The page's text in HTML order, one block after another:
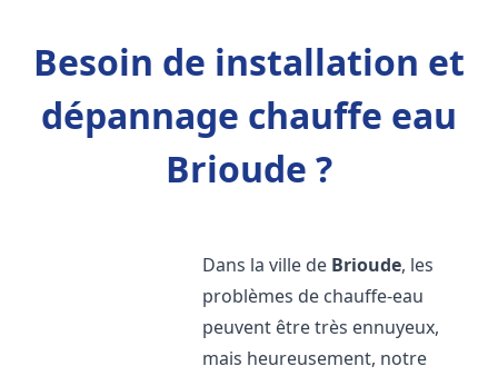
Besoin de installation et
dépannage chauffe eau
Brioude ?
Dans la ville de Brioude, les
problèmes de chauffe-eau
peuvent être très ennuyeux,
mais heureusement, notre